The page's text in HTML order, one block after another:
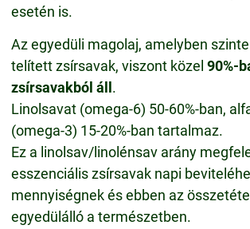
esetén is.
Az egyedüli magolaj, amelyben
telített zsírsavak, viszont közel 90%-
zsírsavakból áll .
Linolsavat (omega-6) 50-60%-ban,
(omega-3) 15-20%-ban tartalmaz.
Ez a linolsav/linolénsav arány
esszenciális zsírsavak napi
mennyiségnek és ebben az
egyedülálló a természetben.